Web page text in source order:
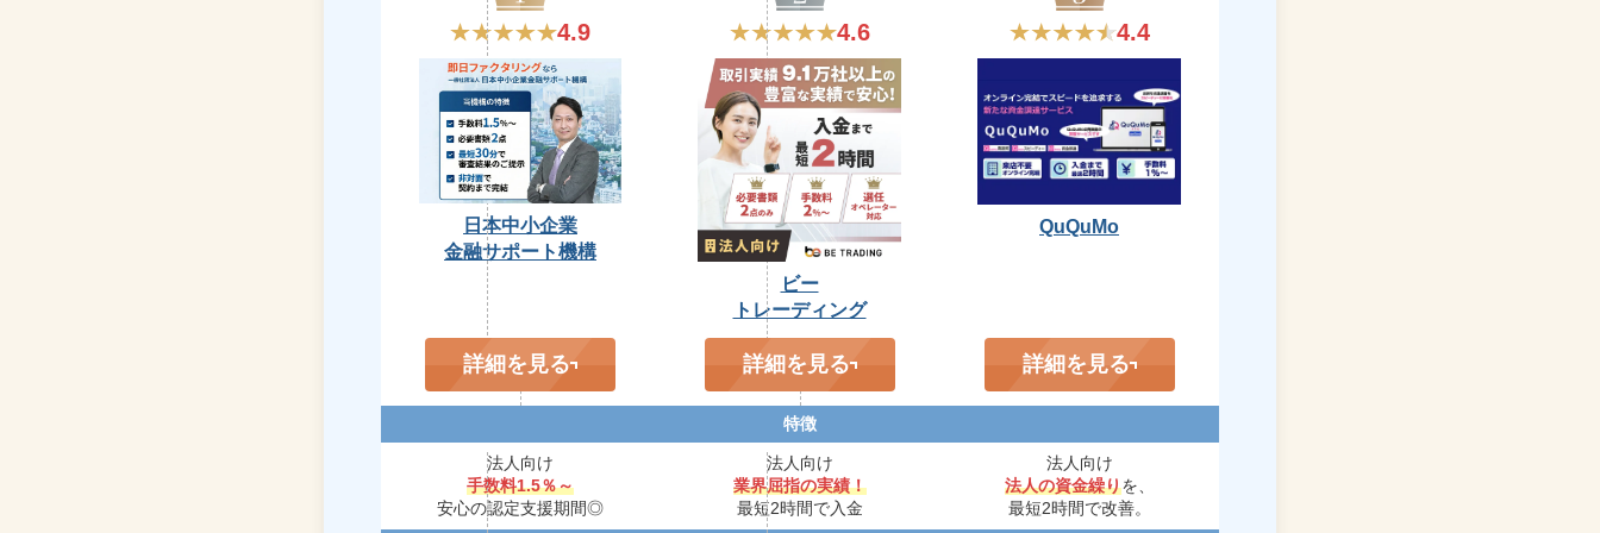
4.9
日本中小企業
金融サポート機構
4.6
ビー
トレーディング
4.4
QuQuMo
詳細を見る 詳細を見る 詳細を見る
特徴
法人向け
手数料1.5％～
安心の認定支援期間◎
法人向け
業界屈指の実績！
最短2時間で入金
法人向け
法人の資金繰りを、
最短2時間で改善。